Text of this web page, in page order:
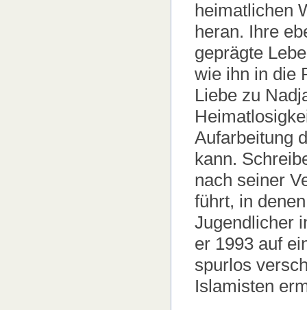
heimatlichen
heran. Ihre
geprägte
wie ihn in die
Liebe zu
Aufarbeitung
kann.
nach seiner
führt, in
Jugendlicher
er 1993 auf
spurlos
Islamisten